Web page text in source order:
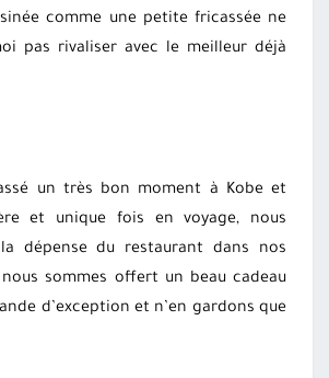
comme une petite fricassée ne
pas rivaliser avec le meilleur déjà
un très bon moment à Kobe et
et unique fois en voyage, nous
dépense du restaurant dans nos
sommes offert un beau cadeau
d’exception et n’en gardons que